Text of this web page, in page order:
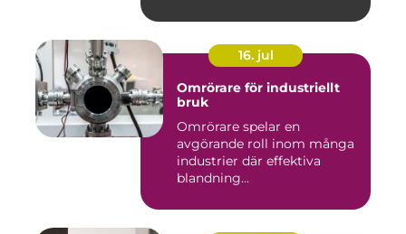
16. jul
Omrörare för industriellt
bruk
Omrörare spelar en
avgörande roll inom många
industrier där effektiva
blandning...